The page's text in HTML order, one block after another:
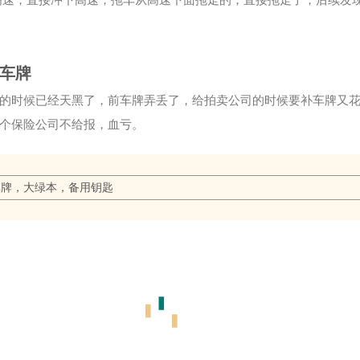
牌
时候已经天黑了，前车牌弄丢了，给拍卖公司的时候要补车牌又
保险公司不给报，血亏。
，大绿本，备用钥匙